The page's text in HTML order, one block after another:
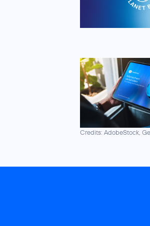
Credits: AdobeStock,